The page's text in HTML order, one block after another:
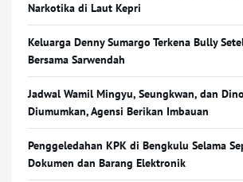
Narkotika di Laut Kepri
Keluarga Denny Sumargo Terkena Bully
Bersama Sarwendah
Jadwal Wamil Mingyu, Seungkwan, dan
Diumumkan, Agensi Berikan Imbauan
Penggeledahan KPK di Bengkulu Selama
Dokumen dan Barang Elektronik